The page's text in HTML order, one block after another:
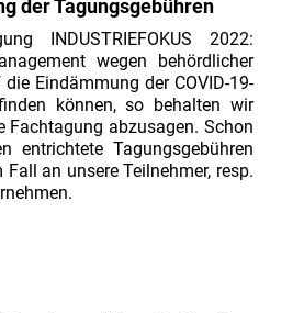
der Tagungsgebühren
INDUSTRIEFOKUS 2022:
wegen behördlicher
Eindämmung der COVID-19-
können, so behalten wir
Fachtagung abzusagen. Schon
entrichtete Tagungsgebühren
an unsere Teilnehmer, resp.